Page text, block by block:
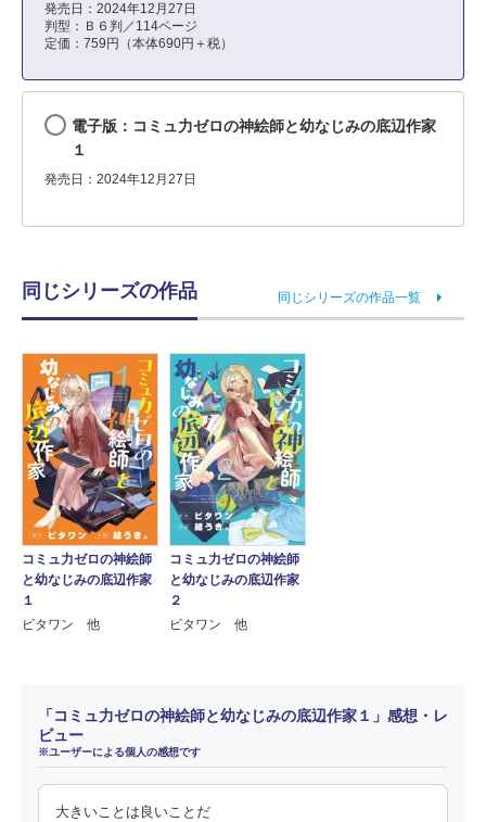
発売日：2024年12月27日
判型：Ｂ６判／114ページ
定価：759円（本体690円＋税）
電子版：コミュ力ゼロの神絵師と幼なじみの底辺作家
１
発売日：2024年12月27日
同じシリーズの作品 同じシリーズの作品一覧
コミュ力ゼロの神絵師
と幼なじみの底辺作家
１
ビタワン 他
コミュ力ゼロの神絵師
と幼なじみの底辺作家
２
ビタワン 他
「コミュ力ゼロの神絵師と幼なじみの底辺作家１」感想・レ
ビュー
※ユーザーによる個人の感想です
大きいことは良いことだ